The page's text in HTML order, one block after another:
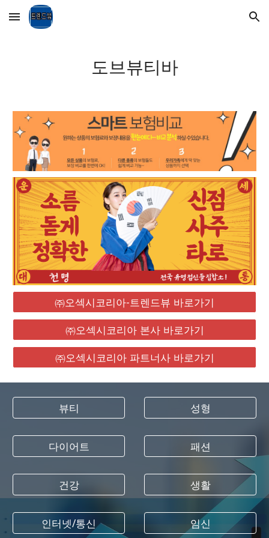
Skip to main content Skip to navigation
도브뷰티바
㈜오섹시코리아-트렌드뷰 바로가기
㈜오섹시코리아 본사 바로가기
㈜오섹시코리아 파트너사 바로가기
뷰티
다이어트
건강
인터넷/통신
성형
패션
생활
임신